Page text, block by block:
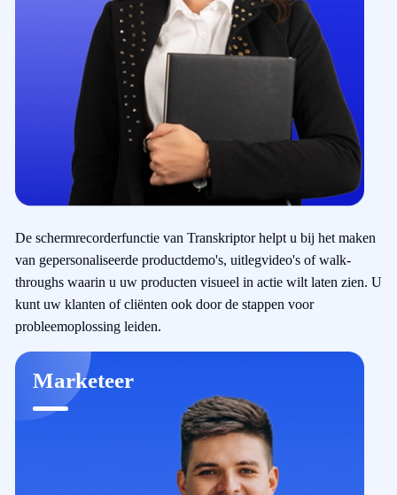
De schermrecorderfunctie van Transkriptor helpt u bij het maken
van gepersonaliseerde productdemo's, uitlegvideo's of walk-
throughs waarin u uw producten visueel in actie wilt laten zien. U
kunt uw klanten of cliënten ook door de stappen voor
probleemoplossing leiden.
Marketeer